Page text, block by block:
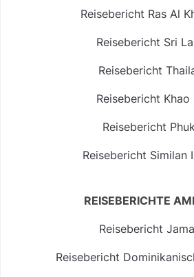
Reisebericht Ras Al
Reisebericht Sri
Reisebericht
Reisebericht Khao
Reisebericht
Reisebericht Similan
REISEBERICHTE
Reisebericht
Reisebericht